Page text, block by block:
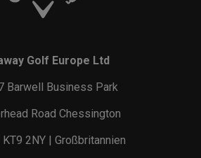
Golf Europe Ltd
Barwell Business Park
Road Chessington
2NY | Großbritannien